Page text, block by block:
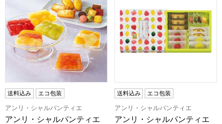
送料込み エコ包装
アンリ・シャルパンティエ
アンリ・シャルパンティエ
送料込み エコ包装
アンリ・シャルパンティエ
アンリ・シャルパンティエ